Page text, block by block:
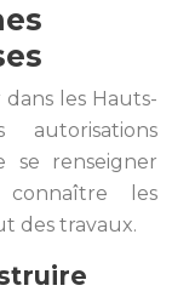
dans les Hauts-
autorisations
se renseigner
les
des travaux.